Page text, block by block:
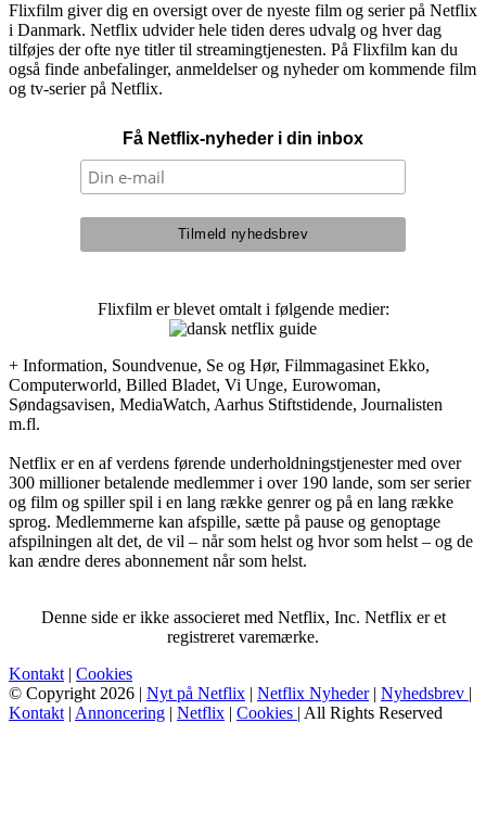
Flixfilm giver dig en oversigt over de nyeste film og serier på Netflix
i Danmark. Netflix udvider hele tiden deres udvalg og hver dag
tilføjes der ofte nye titler til streamingtjenesten. På Flixfilm kan du
også finde anbefalinger, anmeldelser og nyheder om kommende film
og tv-serier på Netflix.
Få Netflix-nyheder i din inbox
Flixfilm er blevet omtalt i følgende medier:
+ Information, Soundvenue, Se og Hør, Filmmagasinet Ekko,
Computerworld, Billed Bladet, Vi Unge, Eurowoman,
Søndagsavisen, MediaWatch, Aarhus Stiftstidende, Journalisten
m.fl.
Netflix er en af verdens førende underholdningstjenester med over
300 millioner betalende medlemmer i over 190 lande, som ser serier
og film og spiller spil i en lang række genrer og på en lang række
sprog. Medlemmerne kan afspille, sætte på pause og genoptage
afspilningen alt det, de vil – når som helst og hvor som helst – og de
kan ændre deres abonnement når som helst.
Denne side er ikke associeret med Netflix, Inc. Netflix er et
registreret varemærke.
Kontakt | Cookies
© Copyright 2026 | Nyt på Netflix | Netflix Nyheder| Nyhedsbrev |
Kontakt | Annoncering | Netflix | Cookies | All Rights Reserved